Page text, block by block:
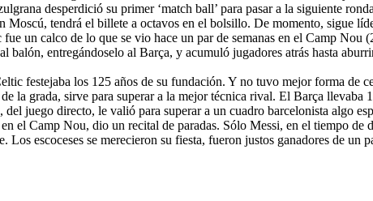
desperdició su primer ‘match ball’ para pasar a la siguiente
Moscú, tendrá el billete a octavos en el bolsillo. De momento, sigue
un calco de lo que se vio hace un par de semanas en el Camp
entregándoselo al Barça, y acumuló jugadores atrás hasta
festejaba los 125 años de su fundación. Y no tuvo mejor forma de
la grada, sirve para superar a la mejor técnica rival. El Barça llevaba
juego directo, le valió para superar a un cuadro barcelonista algo
el Camp Nou, dio un recital de paradas. Sólo Messi, en el tiempo de
escoceses se merecieron su fiesta, fueron justos ganadores de